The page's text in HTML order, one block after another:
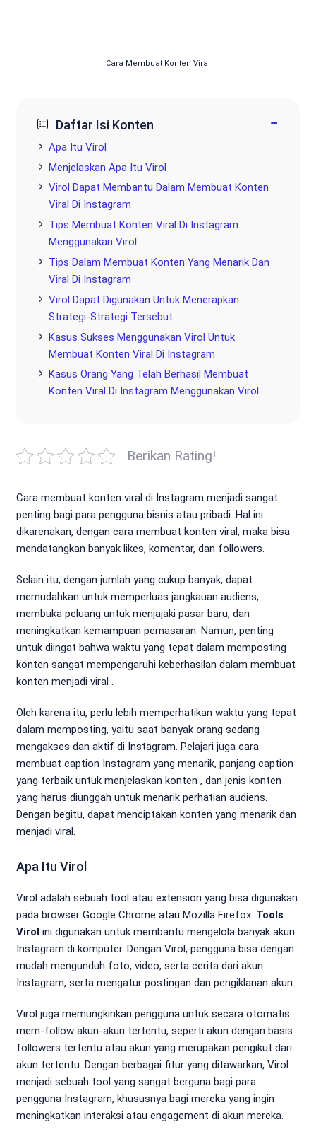
Cara Membuat Konten Viral
Daftar Isi Konten −
Apa Itu Virol
Menjelaskan Apa Itu Virol
Virol Dapat Membantu Dalam Membuat Konten
Viral Di Instagram
Tips Membuat Konten Viral Di Instagram
Menggunakan Virol
Tips Dalam Membuat Konten Yang Menarik Dan
Viral Di Instagram
Virol Dapat Digunakan Untuk Menerapkan
Strategi-Strategi Tersebut
Kasus Sukses Menggunakan Virol Untuk
Membuat Konten Viral Di Instagram
Kasus Orang Yang Telah Berhasil Membuat
Konten Viral Di Instagram Menggunakan Virol
Berikan Rating!
Cara membuat konten viral di Instagram menjadi sangat
penting bagi para pengguna bisnis atau pribadi. Hal ini
dikarenakan, dengan cara membuat konten viral, maka bisa
mendatangkan banyak likes, komentar, dan followers.
Selain itu, dengan jumlah yang cukup banyak, dapat
memudahkan untuk memperluas jangkauan audiens,
membuka peluang untuk menjajaki pasar baru, dan
meningkatkan kemampuan pemasaran. Namun, penting
untuk diingat bahwa waktu yang tepat dalam memposting
konten sangat mempengaruhi keberhasilan dalam membuat
konten menjadi viral .
Oleh karena itu, perlu lebih memperhatikan waktu yang tepat
dalam memposting, yaitu saat banyak orang sedang
mengakses dan aktif di Instagram. Pelajari juga cara
membuat caption Instagram yang menarik, panjang caption
yang terbaik untuk menjelaskan konten , dan jenis konten
yang harus diunggah untuk menarik perhatian audiens.
Dengan begitu, dapat menciptakan konten yang menarik dan
menjadi viral.
Apa Itu Virol
Virol adalah sebuah tool atau extension yang bisa digunakan
pada browser Google Chrome atau Mozilla Firefox. Tools
Virol ini digunakan untuk membantu mengelola banyak akun
Instagram di komputer. Dengan Virol, pengguna bisa dengan
mudah mengunduh foto, video, serta cerita dari akun
Instagram, serta mengatur postingan dan pengiklanan akun.
Virol juga memungkinkan pengguna untuk secara otomatis
mem-follow akun-akun tertentu, seperti akun dengan basis
followers tertentu atau akun yang merupakan pengikut dari
akun tertentu. Dengan berbagai fitur yang ditawarkan, Virol
menjadi sebuah tool yang sangat berguna bagi para
pengguna Instagram, khususnya bagi mereka yang ingin
meningkatkan interaksi atau engagement di akun mereka.